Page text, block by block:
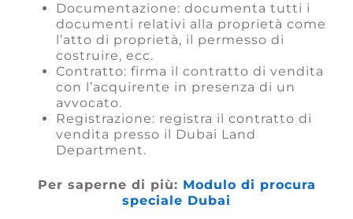
Documentazione: documenta tutti i
documenti relativi alla proprietà come
l’atto di proprietà, il permesso di
costruire, ecc.
Contratto: firma il contratto di vendita
con l’acquirente in presenza di un
avvocato.
Registrazione: registra il contratto di
vendita presso il Dubai Land
Department.
Per saperne di più: Modulo di procura
speciale Dubai